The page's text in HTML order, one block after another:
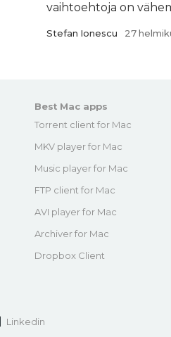
vaihtoehtoja on
Stefan Ionescu 27
Best Mac apps
Torrent client for Mac
MKV player for Mac
Music player for Mac
FTP client for Mac
AVI player for Mac
Archiver for Mac
Dropbox Client
Linkedin